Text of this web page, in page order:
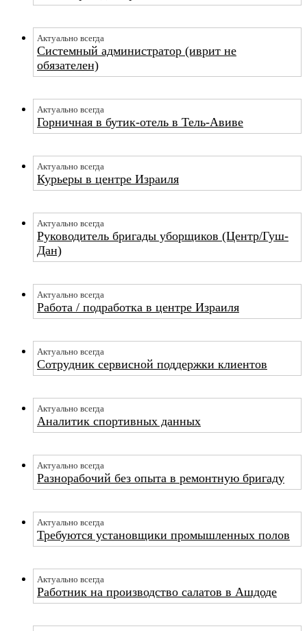
Актуально всегда
Системный администратор (иврит не
обязателен)
Актуально всегда
Горничная в бутик-отель в Тель-Авиве
Актуально всегда
Курьеры в центре Израиля
Актуально всегда
Руководитель бригады уборщиков (Центр/Гуш-
Дан)
Актуально всегда
Работа / подработка в центре Израиля
Актуально всегда
Сотрудник сервисной поддержки клиентов
Актуально всегда
Аналитик спортивных данных
Актуально всегда
Разнорабочий без опыта в ремонтную бригаду
Актуально всегда
Требуются установщики промышленных полов
Актуально всегда
Работник на производство салатов в Ашдоде